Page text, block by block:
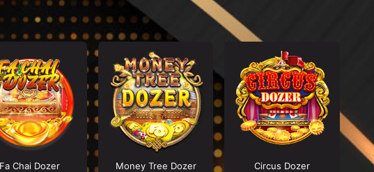
Fa Chai Dozer
Money Tree Dozer
Circus Dozer